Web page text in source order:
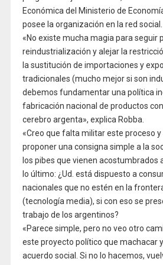
Económica del Ministerio de
posee la organización en la red social.
«No existe mucha magia para seguir
reindustrialización y alejar la
la sustitución de importaciones y
tradicionales (mucho mejor si son
debemos fundamentar una política
fabricación nacional de productos
cerebro argenta», explica Robba.
«Creo que falta militar este proceso
proponer una consigna simple a la
los pibes que vienen acostumbrados
lo último: ¿Ud. está dispuesto a
nacionales que no estén en la
(tecnología media), si con eso se
trabajo de los argentinos?
«Parece simple, pero no veo otro
este proyecto político que machacar
acuerdo social. Si no lo hacemos,